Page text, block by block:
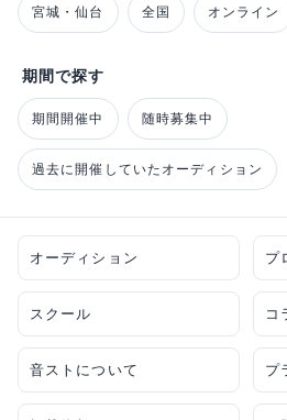
宮城・仙台 全国 オンライン
期間で探す
期間開催中 随時募集中
過去に開催していたオーディション
オーディション プ
スクール コ
音ストについて プ